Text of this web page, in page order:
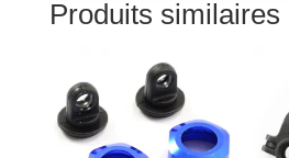
Produits similaires